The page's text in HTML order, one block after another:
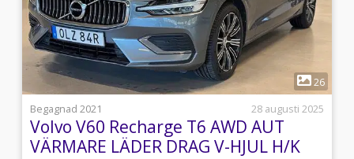
26
Begagnad 2021
28 augusti 2025
Volvo V60 Recharge T6 AWD AUT
VÄRMARE LÄDER DRAG V-HJUL H/K